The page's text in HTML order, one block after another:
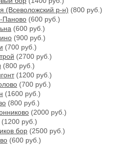
(Всеволожский р-н) (800 руб.)
Паново (600 руб.)
(600 руб.)
(900 руб.)
(700 руб.)
(2700 руб.)
(800 руб.)
(1200 руб.)
(700 руб.)
(1600 руб.)
(800 руб.)
(2000 руб.)
(1200 руб.)
бор (2500 руб.)
(600 руб.)